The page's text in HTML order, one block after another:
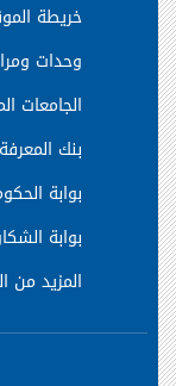
خريطة
وحدات
الجامعات
بنك
بوابة
بوابة
المزيد من